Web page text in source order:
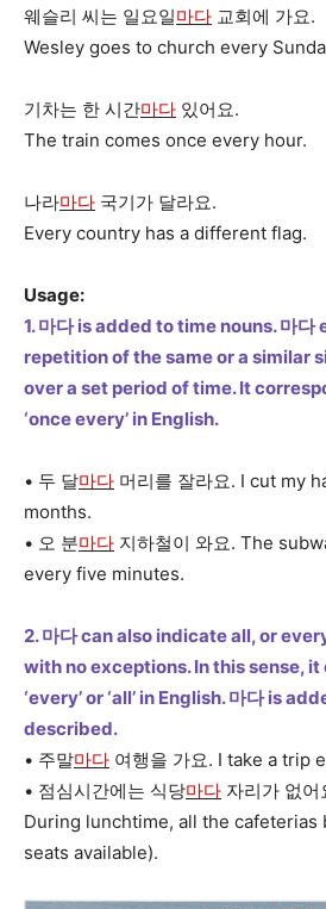
웨슬리 씨는 일요일마다 교회에 가요.
Wesley goes to church every
기차는 한 시간마다 있어요.
The train comes once every hour.
나라마다 국기가 달라요.
Every country has a different flag.
Usage:
1. 마다 is added to time nouns. 마
repetition of the same or a similar
over a set period of time. It
‘once every’ in English.
• 두 달마다 머리를 잘라요. I cut my
months.
• 오 분마다 지하철이 와요. The
every five minutes.
2. 마다 can also indicate all, or
with no exceptions. In this sense,
‘every’ or ‘all’ in English. 마다 is
described.
• 주말마다 여행을 가요. I take a trip
• 점심시간에는 식당마다 자리가 없어
During lunchtime, all the cafeterias
seats available).